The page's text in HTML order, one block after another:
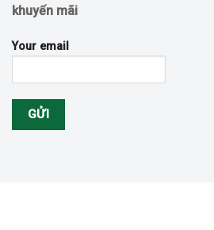
khuyến mãi
Your email